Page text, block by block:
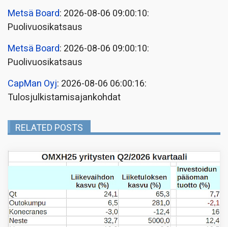
Metsä Board: 2026-08-06 09:00:10:
Puolivuosikatsaus
Metsä Board: 2026-08-06 09:00:10:
Puolivuosikatsaus
CapMan Oyj: 2026-08-06 06:00:16:
Tulosjulkistamisajankohdat
RELATED POSTS